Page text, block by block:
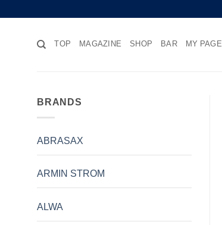
to
TOP MAGAZINE SHOP BAR MY PAGE
BRANDS
ABRASAX
ARMIN STROM
ALWA